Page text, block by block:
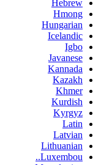
Hebrew
Hmong
Hungarian
Icelandic
Igbo
Javanese
Kannada
Kazakh
Khmer
Kurdish
Kyrgyz
Latin
Latvian
Lithuanian
Luxembou..